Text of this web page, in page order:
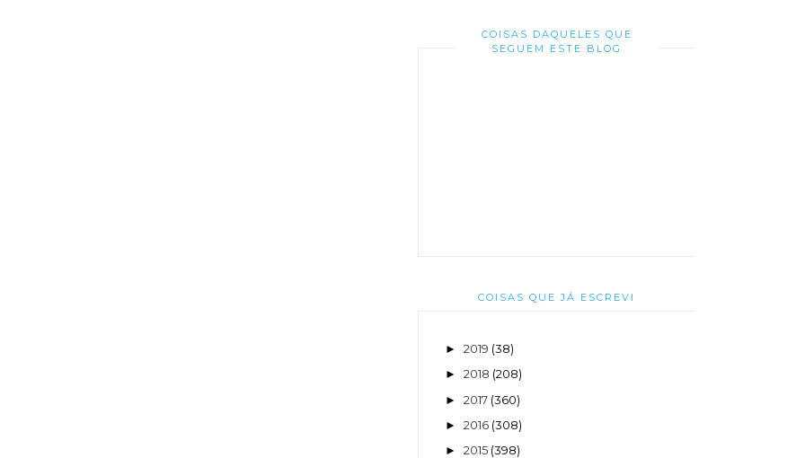
COISAS DAQUELES QUE
SEGUEM ESTE BLOG
COISAS QUE JÁ ESCREVI
► 2019 (38)
► 2018 (208)
► 2017 (360)
► 2016 (308)
► 2015 (398)